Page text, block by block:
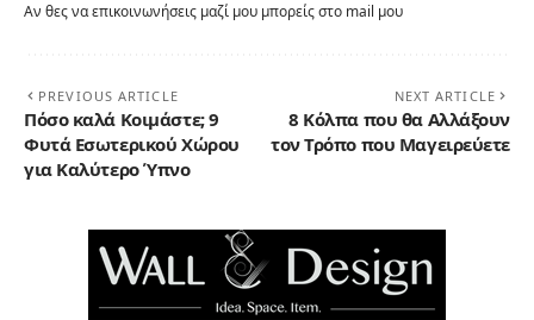
Αν θες να επικοινωνήσεις μαζί μου μπορείς στο mail μου
PREVIOUS ARTICLE
Πόσο καλά Κοιμάστε; 9
Φυτά Εσωτερικού Χώρου
για Καλύτερο Ύπνο
NEXT ARTICLE
8 Κόλπα που θα Αλλάξουν
τον Τρόπο που Μαγειρεύετε